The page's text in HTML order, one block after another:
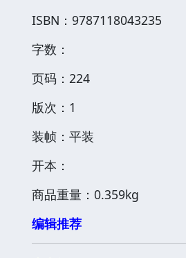
ISBN：9787118043235
字数：
页码：224
版次：1
装帧：平装
开本：
商品重量：0.359kg
编辑推荐